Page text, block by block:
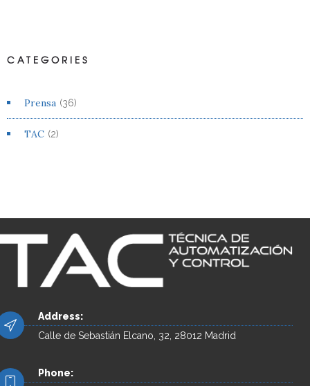
CATEGORIES
Prensa (36)
TAC (2)
Address:
Calle de Sebastián Elcano, 32, 28012 Madrid
Phone: